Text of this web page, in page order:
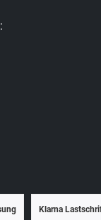
Klarna